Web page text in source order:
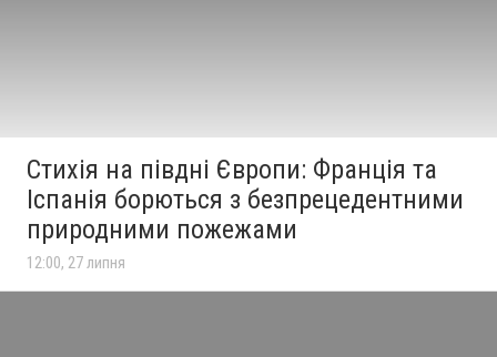
Стихія на півдні Європи: Франція та
Іспанія борються з безпрецедентними
природними пожежами
12:00, 27 липня